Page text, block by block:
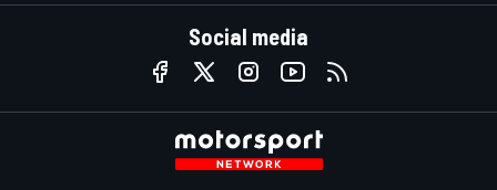
Social media